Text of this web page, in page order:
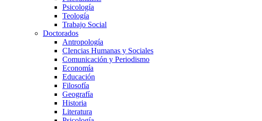
Psicología
Teología
Trabajo Social
Doctorados
Antropología
CIencias Humanas y Sociales
Comunicación y Periodismo
Economía
Educación
Filosofía
Geografía
Historia
Literatura